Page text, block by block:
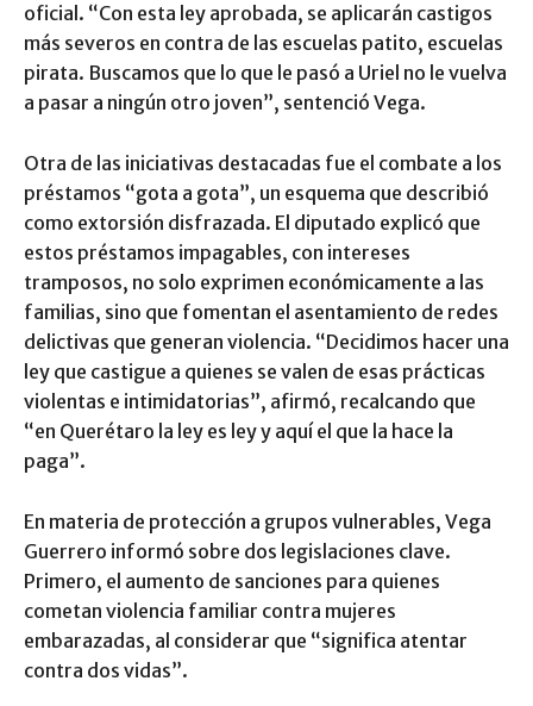
oficial. “Con esta ley aprobada, se aplicarán castigos
más severos en contra de las escuelas patito, escuelas
pirata. Buscamos que lo que le pasó a Uriel no le vuelva
a pasar a ningún otro joven”, sentenció Vega.
Otra de las iniciativas destacadas fue el combate a los
préstamos “gota a gota”, un esquema que describió
como extorsión disfrazada. El diputado explicó que
estos préstamos impagables, con intereses
tramposos, no solo exprimen económicamente a las
familias, sino que fomentan el asentamiento de redes
delictivas que generan violencia. “Decidimos hacer una
ley que castigue a quienes se valen de esas prácticas
violentas e intimidatorias”, afirmó, recalcando que
“en Querétaro la ley es ley y aquí el que la hace la
paga”.
En materia de protección a grupos vulnerables, Vega
Guerrero informó sobre dos legislaciones clave.
Primero, el aumento de sanciones para quienes
cometan violencia familiar contra mujeres
embarazadas, al considerar que “significa atentar
contra dos vidas”.